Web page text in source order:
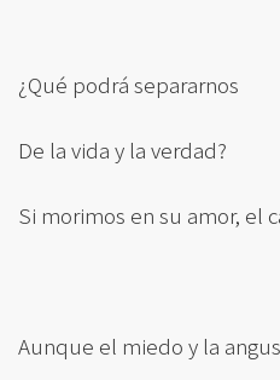
¿Qué podrá separarnos
De la vida y la verdad?
Si morimos en su amor, el
Aunque el miedo y la